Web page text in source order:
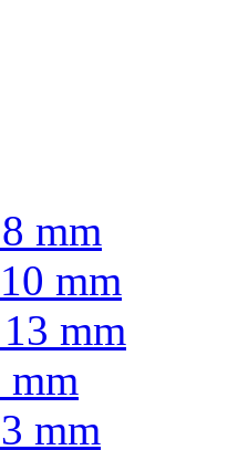
mm
mm
mm
mm